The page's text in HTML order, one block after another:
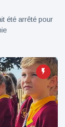
été arrêté pour